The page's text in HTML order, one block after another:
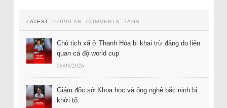
LATEST POPULAR COMMENTS TAGS
Chủ tịch xã ở Thanh Hóa bị khai trừ đảng do liên
quan cá độ world cup
06/08/2026
Giám đốc sở Khoa học và ông nghệ bắc ninh bị
khởi tố